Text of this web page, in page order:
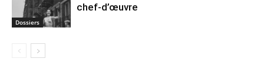
Dossiers
chef-d’œuvre